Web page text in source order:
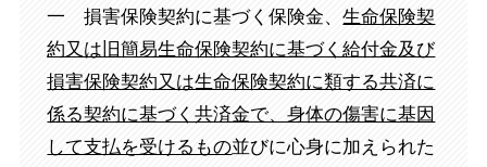
一 損害保険契約に基づく保険金、生命保険契
約又は旧簡易生命保険契約に基づく給付金及び
損害保険契約又は生命保険契約に類する共済に
係る契約に基づく共済金で、身体の傷害に基因
して支払を受けるもの並びに心身に加えられた